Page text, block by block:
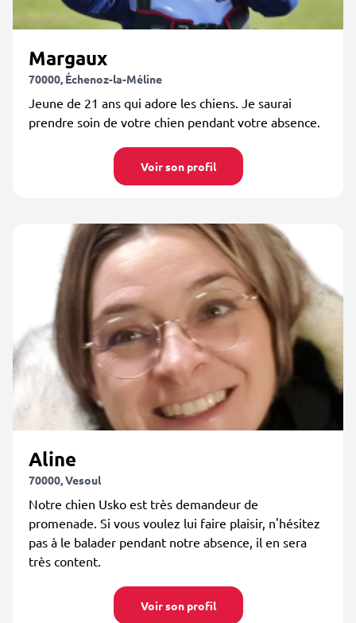
Margaux
70000, Échenoz-la-Méline
Jeune de 21 ans qui adore les chiens. Je saurai
prendre soin de votre chien pendant votre absence.
Voir son profil
Aline
70000, Vesoul
Notre chien Usko est très demandeur de
promenade. Si vous voulez lui faire plaisir, n'hésitez
pas à le balader pendant notre absence, il en sera
très content.
Voir son profil